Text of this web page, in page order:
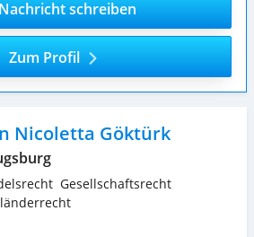
Nachricht schreiben
Zum Profil
Nicoletta Göktürk
Gesellschaftsrecht